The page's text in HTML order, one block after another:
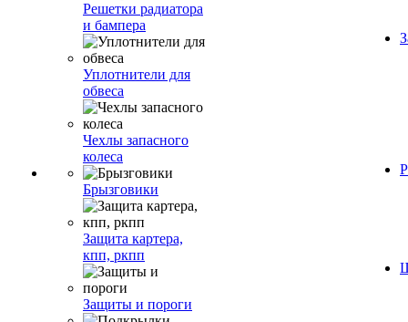
Решетки радиатора
и бампера
Уплотнители для
обвеса
Чехлы запасного
колеса
Брызговики
Защита картера,
кпп, ркпп
Защиты и пороги